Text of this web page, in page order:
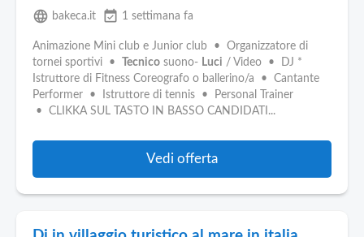
language bakeca.it event_available 1 settimana fa
Animazione Mini club e Junior club • Organizzatore di
tornei sportivi •
Tecnico suono- Luci / Video • DJ *
Istruttore di Fitness Coreografo o ballerino/a • Cantante
Performer • Istruttore di tennis • Personal Trainer
• CLIKKA SUL TASTO IN BASSO CANDIDATI...
Vedi offerta